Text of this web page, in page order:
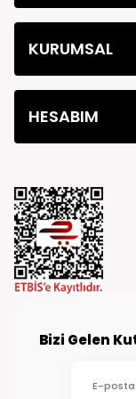
KURUMSAL
HESABIM
Bizi Gelen